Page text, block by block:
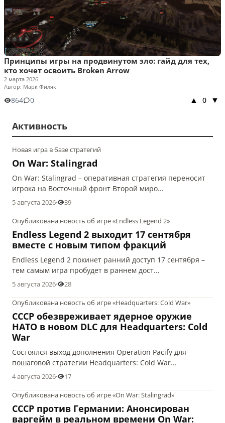
Принципы игры на продвинутом эло: гайд для тех,
кто хочет освоить Broken Arrow
2 марта 2026
Автор: Марк Филяк
864 0 ▲ 0 ▼
Активность
Новая игра в базе стратегий
On War: Stalingrad
On War: Stalingrad – оперативная стратегия переносит
игрока на Восточный фронт Второй миро...
5 августа 2026· 39
Опубликована новость об игре «Endless Legend 2»
Endless Legend 2 выходит 17 сентября
вместе с новым типом фракций
Endless Legend 2 покинет ранний доступ 17 сентября –
тем самым игра пробудет в раннем дост...
5 августа 2026· 28
Опубликована новость об игре «Headquarters: Cold War»
СССР обезвреживает ядерное оружие
НАТО в новом DLC для Headquarters: Cold
War
Состоялся выход дополнения Operation Pacify для
пошаговой стратегии Headquarters: Cold War...
4 августа 2026· 17
Опубликована новость об игре «On War: Stalingrad»
СССР против Германии: Анонсирован
варгейм в реальном времени On War: